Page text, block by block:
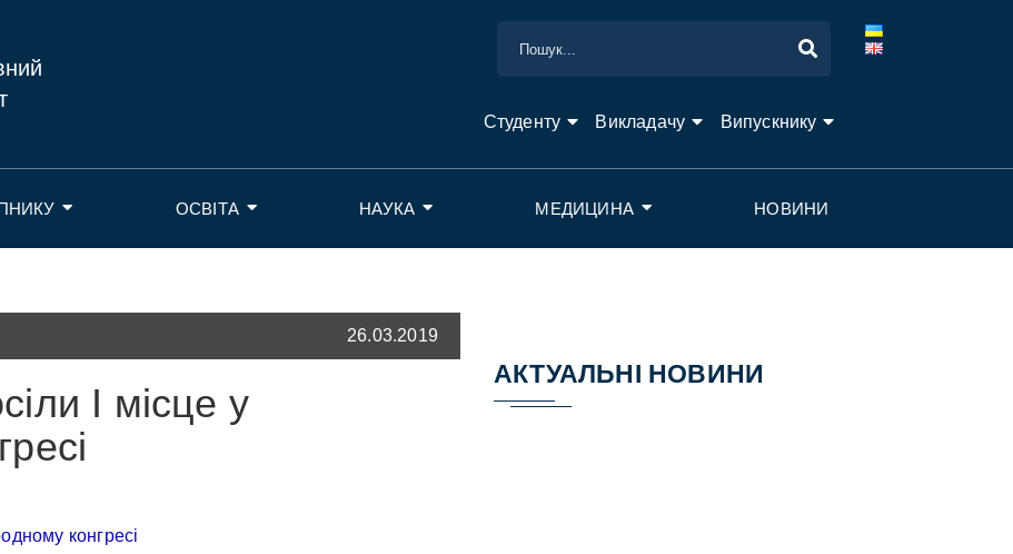
Студенту Викладачу Випускнику
ОСВІТА НАУКА МЕДИЦИНА НОВИНИ
26.03.2019
I місце у
АКТУАЛЬНІ НОВИНИ